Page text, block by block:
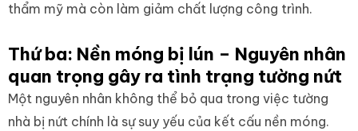
thẩm mỹ mà còn làm giảm chất lượng công trình.
Thứ ba: Nền móng bị lún – Nguyên nhân
quan trọng gây ra tình trạng tường nứt
Một nguyên nhân không thể bỏ qua trong việc tường
nhà bị nứt chính là sự suy yếu của kết cấu nền móng.